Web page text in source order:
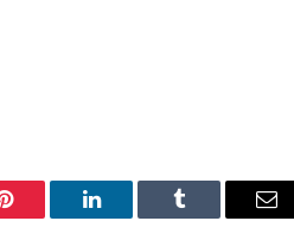
Pinterest LinkedIn Tumblr
E-